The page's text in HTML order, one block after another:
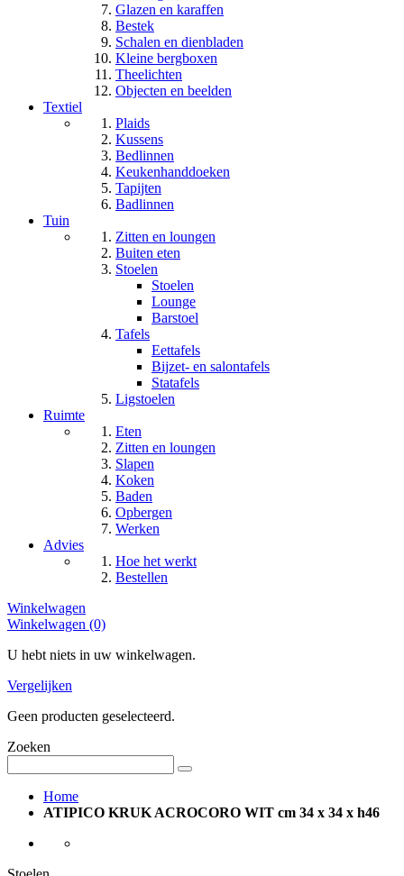
Glazen en karaffen
Bestek
Schalen en dienbladen
Kleine bergboxen
Theelichten
Objecten en beelden
Textiel
Plaids
Kussens
Bedlinnen
Keukenhanddoeken
Tapijten
Badlinnen
Tuin
Zitten en loungen
Buiten eten
Stoelen
Stoelen
Lounge
Barstoel
Tafels
Eettafels
Bijzet- en salontafels
Statafels
Ligstoelen
Ruimte
Eten
Zitten en loungen
Slapen
Koken
Baden
Opbergen
Werken
Advies
Hoe het werkt
Bestellen
Winkelwagen
Winkelwagen (0)
U hebt niets in uw winkelwagen.
Vergelijken
Geen producten geselecteerd.
Zoeken
Home
ATIPICO KRUK ACROCORO WIT cm 34 x 34 x h46